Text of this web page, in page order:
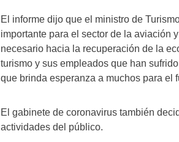
El informe dijo que el ministro de
importante para el sector de la aviación
necesario hacia la recuperación de la
turismo y sus empleados que han
que brinda esperanza a muchos para el
El gabinete de coronavirus también
actividades del público.